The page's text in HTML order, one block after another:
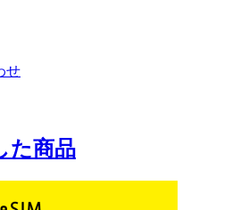
せ
た商品